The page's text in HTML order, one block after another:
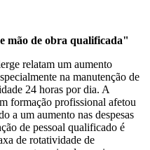
mão de obra qualificada"
relatam um aumento
na manutenção de
24 horas por dia. A
formação profissional afetou
a um aumento nas despesas
de pessoal qualificado é
de rotatividade de